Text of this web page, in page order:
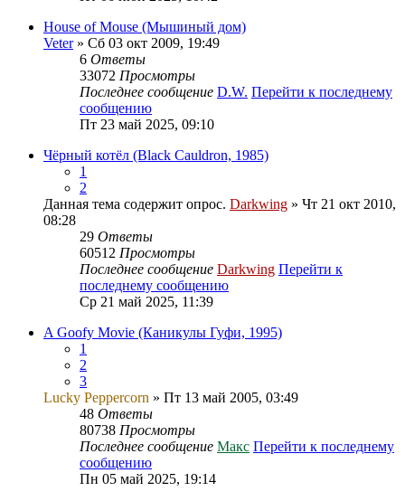
House of Mouse (Мышиный дом)
Veter» Сб 03 окт 2009, 19:49
6 Ответы
33072 Просмотры
Последнее сообщение D.W. Перейти к последнему
сообщению
Пт 23 май 2025, 09:10
Чёрный котёл (Black Cauldron, 1985)
1
2
Данная тема содержит опрос. Darkwing » Чт 21 окт 2010,
08:28
29 Ответы
60512 Просмотры
Последнее сообщение Darkwing Перейти к
последнему сообщению
Ср 21 май 2025, 11:39
A Goofy Movie (Каникулы Гуфи, 1995)
1
2
3
Lucky Peppercorn » Пт 13 май 2005, 03:49
48 Ответы
80738 Просмотры
Последнее сообщение Макс Перейти к последнему
сообщению
Пн 05 май 2025, 19:14